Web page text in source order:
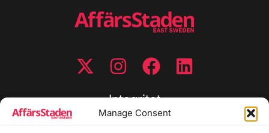
Manage Consent
Integritet